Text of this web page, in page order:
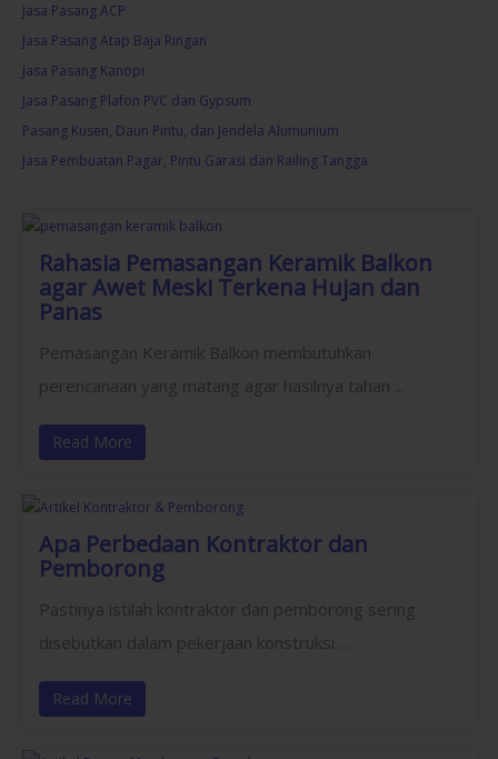
Jasa Pasang ACP
Jasa Pasang Atap Baja Ringan
Jasa Pasang Kanopi
Jasa Pasang Plafon PVC dan Gypsum
Pasang Kusen, Daun Pintu, dan Jendela Alumunium
Jasa Pembuatan Pagar, Pintu Garasi dan Railing Tangga
Rahasia Pemasangan Keramik Balkon
agar Awet Meski Terkena Hujan dan
Panas
Pemasangan Keramik Balkon membutuhkan
perencanaan yang matang agar hasilnya tahan ...
Read More
Apa Perbedaan Kontraktor dan
Pemborong
Pastinya istilah kontraktor dan pemborong sering
disebutkan dalam pekerjaan konstruksi ...
Read More